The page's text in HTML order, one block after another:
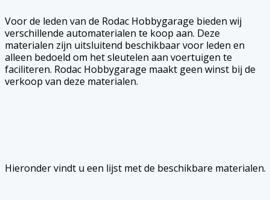
Voor de leden van de Rodac Hobbygarage bieden wij
verschillende automaterialen te koop aan. Deze
materialen zijn uitsluitend beschikbaar voor leden en
alleen bedoeld om het sleutelen aan voertuigen te
faciliteren. Rodac Hobbygarage maakt geen winst bij de
verkoop van deze materialen.
Hieronder vindt u een lijst met de beschikbare materialen.